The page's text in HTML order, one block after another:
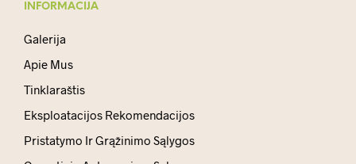
INFORMACIJA
Galerija
Apie Mus
Tinklaraštis
Eksploatacijos Rekomendacijos
Pristatymo Ir Grąžinimo Sąlygos